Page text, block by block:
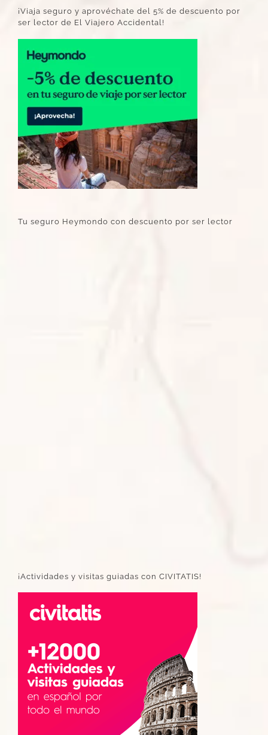
¡Viaja seguro y aprovéchate del 5% de descuento por
ser lector de El Viajero Accidental!
Tu seguro Heymondo con descuento por ser lector
¡Actividades y visitas guiadas con CIVITATIS!